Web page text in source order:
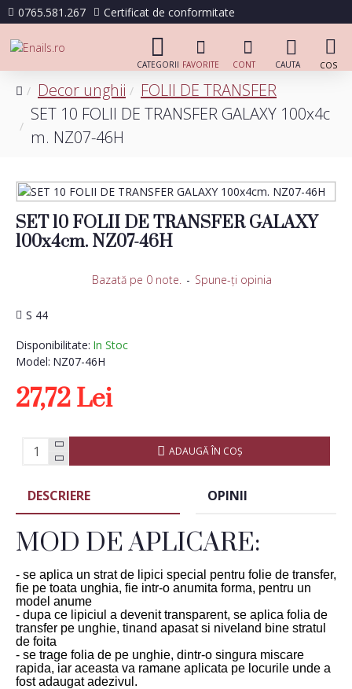
0765.581.267 Certificat de conformitate
Decor unghii
FOLII DE TRANSFER
SET 10 FOLII DE TRANSFER GALAXY 100x4c
m. NZ07-46H
SET 10 FOLII DE TRANSFER GALAXY
100x4cm. NZ07-46H
Disponibilitate: In Stoc
Model: NZ07-46H
S 44
Bazată pe 0 note. - Spune-ţi opinia
27,72 Lei
ADAUGĂ ÎN COŞ
DESCRIERE OPINII
MOD DE APLICARE:
- se aplica un strat de lipici special pentru folie de transfer,
fie pe toata unghia, fie intr-o anumita forma, pentru un
model anume
- dupa ce lipiciul a devenit transparent, se aplica folia de
transfer pe unghie, tinand apasat si niveland bine stratul
de foita
- se trage folia de pe unghie, dintr-o singura miscare
rapida, iar aceasta va ramane aplicata pe locurile unde a
fost adaugat adezivul.